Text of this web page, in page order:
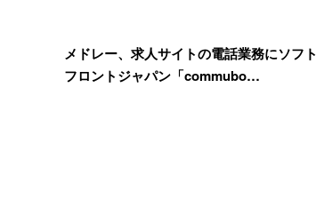
メドレー、求人サイトの電話業務にソフト
フロントジャパン「commubo…